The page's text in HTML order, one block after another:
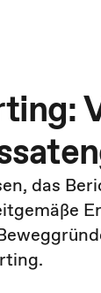
das